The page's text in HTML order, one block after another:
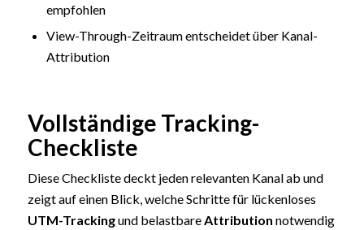
empfohlen
View-Through-Zeitraum entscheidet über Kanal-
Attribution
Vollständige Tracking-
Checkliste
Diese Checkliste deckt jeden relevanten Kanal ab und
zeigt auf einen Blick, welche Schritte für lückenloses
UTM-Trackingund belastbare Attribution notwendig